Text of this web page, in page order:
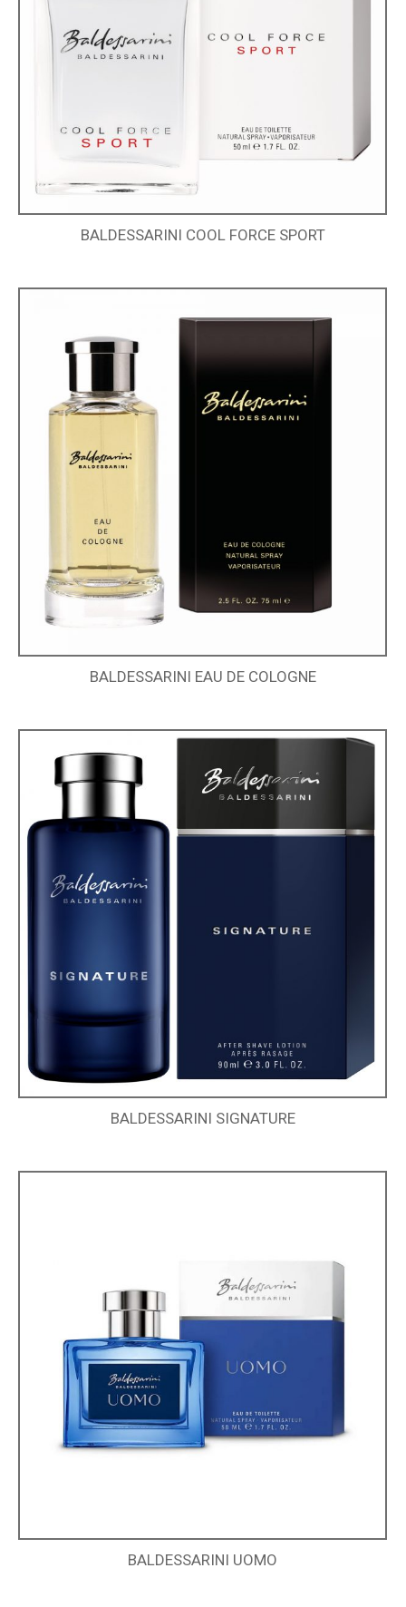
BALDESSARINI COOL FORCE SPORT
BALDESSARINI EAU DE COLOGNE
BALDESSARINI SIGNATURE
BALDESSARINI UOMO